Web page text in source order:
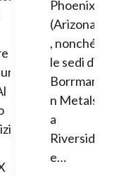
Phoenix
(Arizona)
, nonché
le sedi di
Borrman
n Metals
a
Riversid
e…